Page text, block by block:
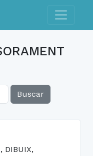
Toggle
Buscar
DIBUIX,